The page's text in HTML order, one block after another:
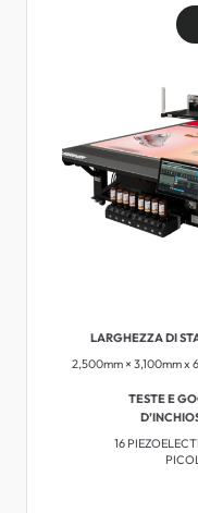
LARGHEZZA DI
2,500mm × 3,100mm x
TESTE E
16